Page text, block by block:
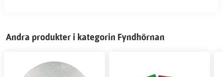
Andra produkter i kategorin Fyndhörnan